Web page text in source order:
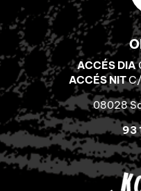
ACCÉS DIA
ACCÉS NITC/
08028
93